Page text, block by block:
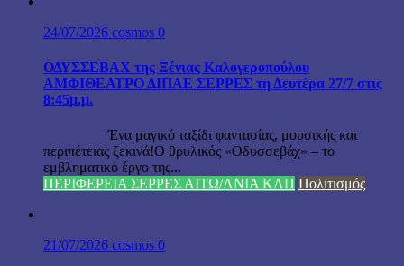
24/07/2026 cosmos 0
ΟΔΥΣΣΕΒΑΧ της Ξένιας Καλογεροπούλου
ΑΜΦΙΘΕΑΤΡΟ ΔΙΠΑΕ ΣΕΡΡΕΣ τη Δευτέρα 27/7 στις
8:45μ.μ.
Ένα μαγικό ταξίδι φαντασίας, μουσικής και
περιπέτειας ξεκινά!Ο θρυλικός «Οδυσσεβάχ» – το
εμβληματικό έργο της...
ΠΕΡΙΦΕΡΕΙΑ ΣΕΡΡΕΣ ΑΙΤΩ/ΛΝΙΑ ΚΛΠ Πολιτισμός
21/07/2026 cosmos 0